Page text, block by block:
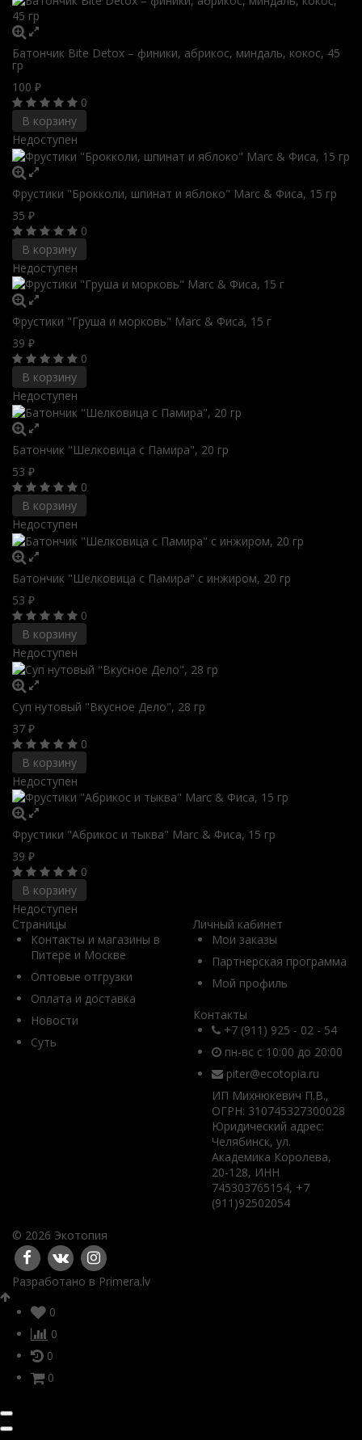
Батончик Bite Detox – финики, абрикос, миндаль, кокос, 45
гр
100 ₽
0
В корзину
Недоступен
Фрустики "Брокколи, шпинат и яблоко" Marc & Фиса, 15 гр
35 ₽
0
В корзину
Недоступен
Фрустики "Груша и морковь" Marc & Фиса, 15 г
39 ₽
0
В корзину
Недоступен
Батончик "Шелковица с Памира", 20 гр
53 ₽
0
В корзину
Недоступен
Батончик "Шелковица с Памира" с инжиром, 20 гр
53 ₽
0
В корзину
Недоступен
Суп нутовый "Вкусное Дело", 28 гр
37 ₽
0
В корзину
Недоступен
Фрустики "Абрикос и тыква" Marc & Фиса, 15 гр
39 ₽
0
В корзину
Недоступен
Страницы
Контакты и магазины в
Питере и Москве
Оптовые отгрузки
Оплата и доставка
Новости
Суть
Личный кабинет
Мои заказы
Партнерская программа
Мой профиль
Контакты
+7 (911) 925 - 02 - 54
пн-вс с 10:00 до 20:00
piter@ecotopia.ru
ИП Михнюкевич П.В.,
ОГРН: 310745327300028
Юридический адрес:
Челябинск, ул.
Академика Королева,
20-128, ИНН
745303765154, +7
(911)92502054
© 2026 Экотопия
Разработано в Primera.lv
0
0
0
0